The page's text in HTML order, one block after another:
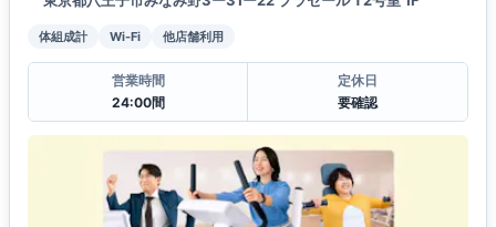
体組成計 Wi-Fi 他店舗利用
営業時間
24:00間
定休日
要確認